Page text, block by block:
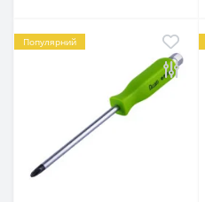
Популярний